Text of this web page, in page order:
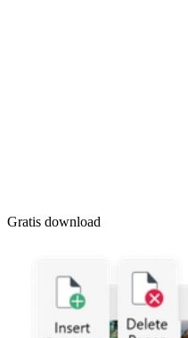
Gratis download